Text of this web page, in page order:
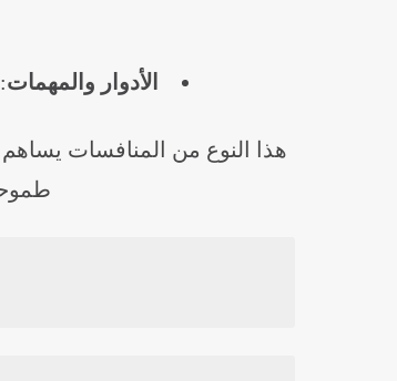
الأدوار والمهمات
هذا النوع من المنافسات